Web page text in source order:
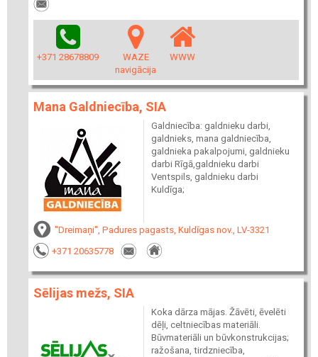
+371 28678809
WAZE
navigācija
WWW
Mana Galdniecība, SIA
Galdniecība: galdnieku darbi,
galdnieks, mana galdniecība,
galdnieka pakalpojumi, galdnieku
darbi Rīgā,galdnieku darbi
Ventspils, galdnieku darbi
Kuldīga;
"Dreimaņi", Padures pagasts, Kuldīgas nov., LV-3321
+371 20635778
Sēlijas mežs, SIA
Koka dārza mājas. Žāvēti, ēvelēti
dēļi, celtniecības materiāli.
Būvmateriāli un būvkonstrukcijas;
ražošana, tirdzniecība,